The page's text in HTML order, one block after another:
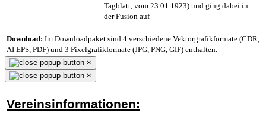
Tagblatt, vom 23.01.1923) und ging dabei in
der Fusion auf
Download: Im Downloadpaket sind 4 verschiedene Vektorgrafikformate (CDR,
AI EPS, PDF) und 3 Pixelgrafikformate (JPG, PNG, GIF) enthalten.
×
×
Vereinsinformationen: